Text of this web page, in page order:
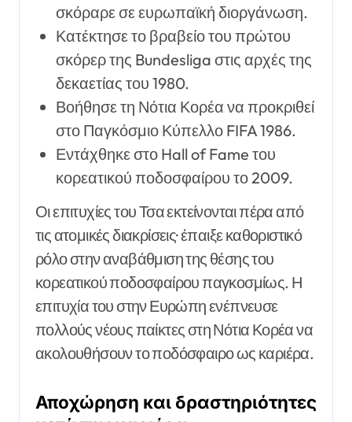
σκόραρε σε ευρωπαϊκή διοργάνωση.
Κατέκτησε το βραβείο του πρώτου
σκόρερ της Bundesliga στις αρχές της
δεκαετίας του 1980.
Βοήθησε τη Νότια Κορέα να προκριθεί
στο Παγκόσμιο Κύπελλο FIFA 1986.
Εντάχθηκε στο Hall of Fame του
κορεατικού ποδοσφαίρου το 2009.
Οι επιτυχίες του Τσα εκτείνονται πέρα από
τις ατομικές διακρίσεις· έπαιξε καθοριστικό
ρόλο στην αναβάθμιση της θέσης του
κορεατικού ποδοσφαίρου παγκοσμίως. Η
επιτυχία του στην Ευρώπη ενέπνευσε
πολλούς νέους παίκτες στη Νότια Κορέα να
ακολουθήσουν το ποδόσφαιρο ως καριέρα.
Αποχώρηση και δραστηριότητες